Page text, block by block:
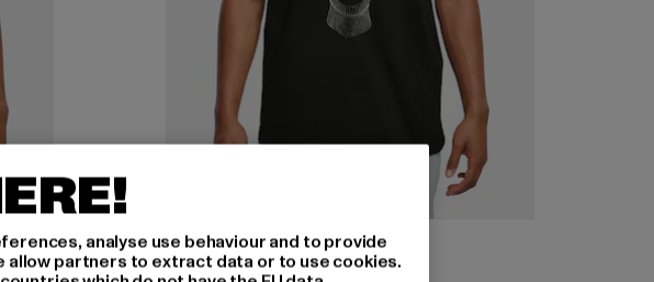
MISTER TEE
The Gangster In Me Tee
analyse use behaviour and to provide
partners to extract data or to use cookies.